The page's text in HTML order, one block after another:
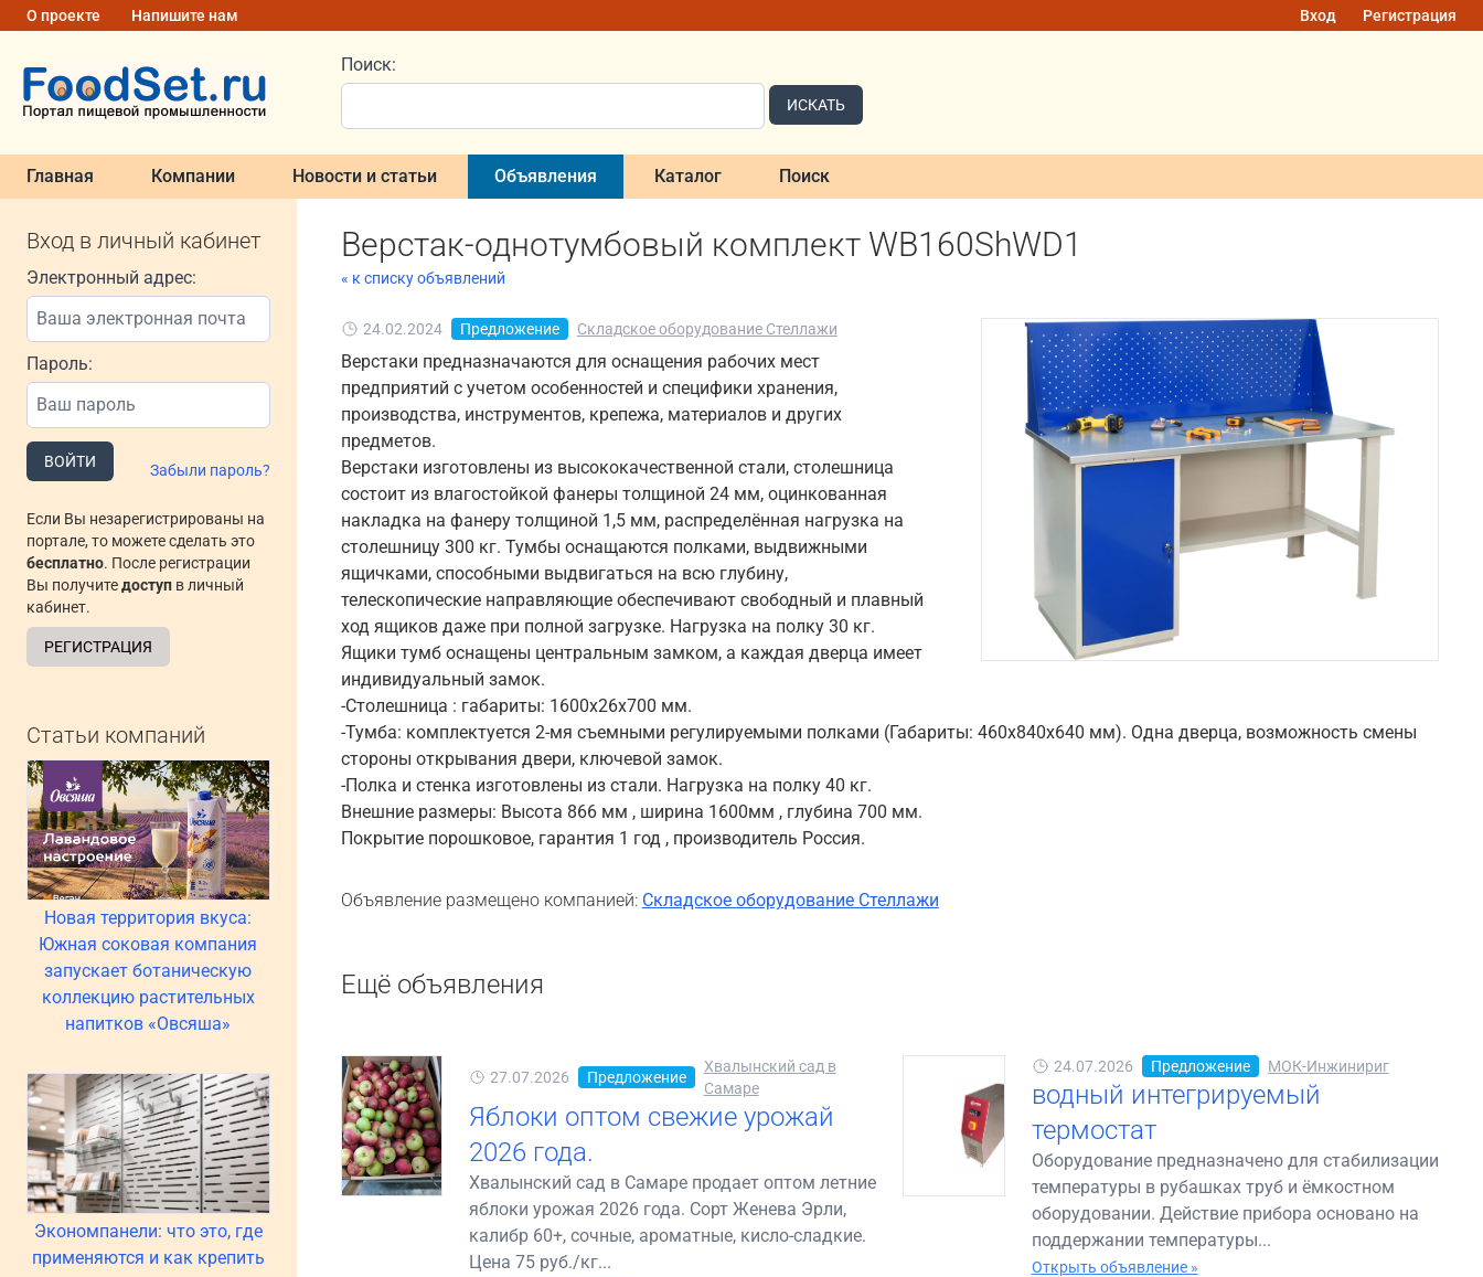
О проекте Напишите нам Вход Регистрация
Поиск:
ИСКАТЬ
Главная Компании Новости и статьи Объявления Каталог Поиск
Вход в личный кабинет
Электронный адрес:
Пароль:
ВОЙТИ Забыли пароль?
Если Вы незарегистрированы на
портале, то можете сделать это
бесплатно. После регистрации
Вы получитедоступ в личный
кабинет.
РЕГИСТРАЦИЯ
Статьи компаний
Новая территория вкуса:
Южная соковая компания
запускает ботаническую
коллекцию растительных
напитков «Овсяша»
Экономпанели: что это, где
применяются и как крепить
Верстак-однотумбовый комплект WB160ShWD1
« к списку объявлений
24.02.2024 Предложение Складское оборудование Стеллажи
Верстаки предназначаются для оснащения рабочих мест
предприятий с учетом особенностей и специфики хранения,
производства, инструментов, крепежа, материалов и других
предметов.
Верстаки изготовлены из высококачественной стали, столешница
состоит из влагостойкой фанеры толщиной 24 мм, оцинкованная
накладка на фанеру толщиной 1,5 мм, распределённая нагрузка на
столешницу 300 кг. Тумбы оснащаются полками, выдвижными
ящичками, способными выдвигаться на всю глубину,
телескопические направляющие обеспечивают свободный и плавный
ход ящиков даже при полной загрузке. Нагрузка на полку 30 кг.
Ящики тумб оснащены центральным замком, а каждая дверца имеет
индивидуальный замок.
-Столешница : габариты: 1600x26х700 мм.
-Тумба: комплектуется 2-мя съемными регулируемыми полками (Габариты: 460х840х640 мм). Одна дверца, возможность смены
стороны открывания двери, ключевой замок.
-Полка и стенка изготовлены из стали. Нагрузка на полку 40 кг.
Внешние размеры: Высота 866 мм , ширина 1600мм , глубина 700 мм.
Покрытие порошковое, гарантия 1 год , производитель Россия.
Объявление размещено компанией: Складское оборудование Стеллажи
Ещё объявления
27.07.2026 Предложение
Хвалынский сад в
Самаре
Яблоки оптом свежие урожай
2026 года.
Хвалынский сад в Самаре продает оптом летние
яблоки урожая 2026 года. Сорт Женева Эрли,
калибр 60+, сочные, ароматные, кисло-сладкие.
Цена 75 руб./кг...
24.07.2026 Предложение МОК-Инжинириг
водный интегрируемый
термостат
Оборудование предназначено для стабилизации
температуры в рубашках труб и ёмкостном
оборудовании. Действие прибора основано на
поддержании температуры...
Открыть объявление »